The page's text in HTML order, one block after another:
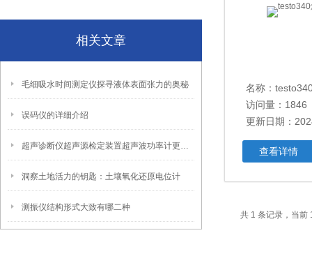
相关文章
毛细吸水时间测定仪探寻液体表面张力的奥秘
误码仪的详细介绍
超声诊断仪超声源检定装置超声波功率计更新技术指标了
洞察土地活力的钥匙：土壤氧化还原电位计
测振仪结构形式大致有哪二种
名称：
访问量：1846
更新日期：
查看详情
共 1 条记录，当